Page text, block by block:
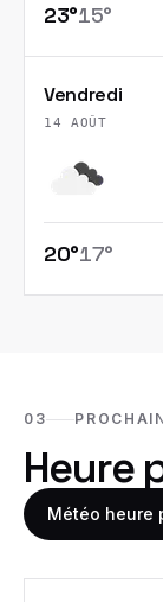
23°15°
Vendredi
14 AOÛT
20°17°
03
Heure
Météo heure